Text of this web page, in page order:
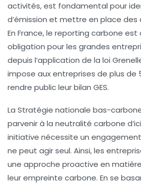
activités, est fondamental pour
d’émission et mettre en place des
En France, le reporting carbone est
obligation pour les grandes
depuis l’application de la loi
impose aux entreprises de plus de
rendre public leurbilan GES.
La Stratégie nationale bas-
parvenir à la neutralité carbone
initiative nécessite un
ne peut agir seul. Ainsi, les
une approche proactive en
leur empreinte carbone. En se